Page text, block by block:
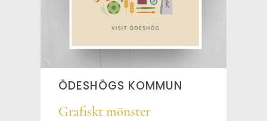
ÖDESHÖGS KOMMUN
Grafiskt mönster